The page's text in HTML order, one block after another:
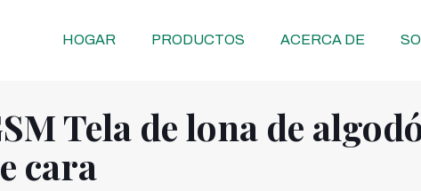
HOGAR PRODUCTOS ACERCA DE
Tela de lona de
cara